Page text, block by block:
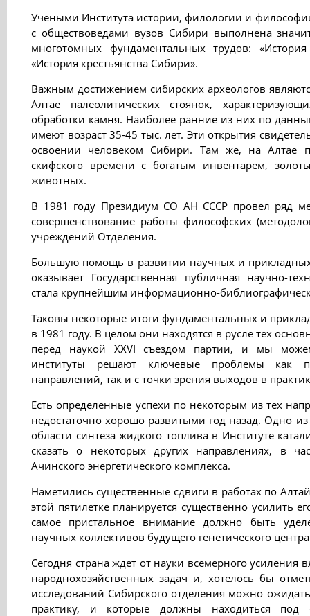
Учеными Института истории, филологии и
с обществоведами вузов Сибири выполнена
многотомных фундаментальных трудов:
«История крестьянства Сибири».
Важным достижением сибирских археологов
Алтае палеолитических стоянок,
обработки камня. Наиболее ранние из них по
имеют возраст 35-45 тыс. лет. Эти открытия
освоении человеком Сибири. Там же, на Алтае
скифского времени с богатым инвентарем,
животных.
В 1981 году Президиум СО АН СССР провел ряд
совершенствование работы философских
учреждений Отделения.
Большую помощь в развитии научных и
оказывает Государственная публичная научно-
стала крупнейшим информационно-
Таковы некоторые итоги фундаментальных и
в 1981 году. В целом они находятся в русле тех
перед наукой XXVI съездом партии, и мы
институты решают ключевые проблемы как
направлений, так и с точки зрения выходов в
Есть определенные успехи по некоторым из тех
недостаточно хорошо развитыми год назад. Одно из
области синтеза жидкого топлива в Институте
сказать о некоторых других направлениях, в
Ачинского энергетического комплекса.
Наметились существенные сдвиги в работах по
этой пятилетке планируется существенно усилить
самое пристальное внимание должно быть
научных коллективов будущего генетического
Сегодня страна ждет от науки всемерного
народнохозяйственных задач и, хотелось бы
исследований Сибирского отделения можно
практику, и которые должны находиться